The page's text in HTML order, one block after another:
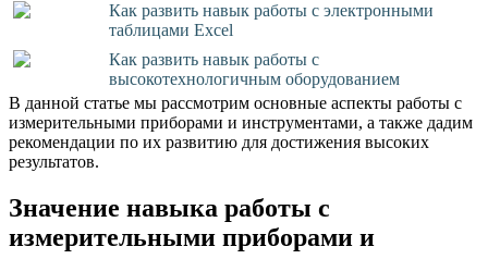
Как развить навык работы с электронными
таблицами Excel
Как развить навык работы с
высокотехнологичным оборудованием
В данной статье мы рассмотрим основные аспекты работы с
измерительными приборами и инструментами, а также дадим
рекомендации по их развитию для достижения высоких
результатов.
Значение навыка работы с
измерительными приборами и